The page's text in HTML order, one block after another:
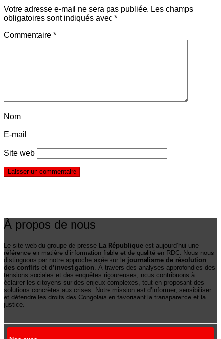
Votre adresse e-mail ne sera pas publiée. Les champs
obligatoires sont indiqués avec *
Commentaire *
Nom
E-mail
Site web
À propos de nous
Le site web du groupe de presse La République est aujourd’hui une
référence en matière d’information fiable et de qualité en RDC. Nous nous
distinguons par notre approche axée sur le journalisme de résolution
des conflits et d’investigation. À travers des analyses approfondies des
tensions sociales et des enquêtes rigoureuses, nous contribuons à
éclairer les citoyens sur des enjeux complexes, tout en proposant des
solutions concrètes aux crises. Notre mission est d’informer, sensibiliser
et défendre les droits des Congolais en favorisant la transparence et la
justice.